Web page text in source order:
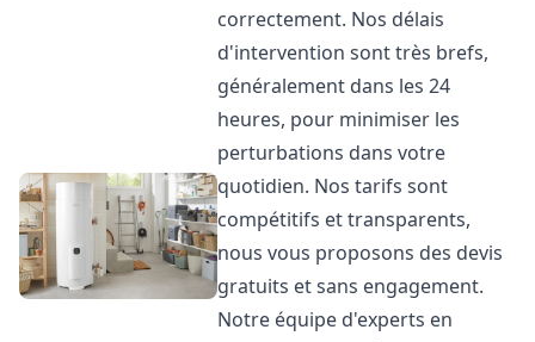
correctement. Nos délais
d'intervention sont très brefs,
généralement dans les 24
heures, pour minimiser les
perturbations dans votre
quotidien. Nos tarifs sont
compétitifs et transparents,
nous vous proposons des devis
gratuits et sans engagement.
Notre équipe d'experts en